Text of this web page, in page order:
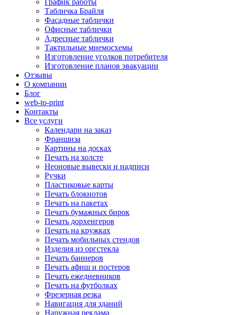
График работы
Табличка Брайля
Фасадные таблички
Офисные таблички
Адресные таблички
Тактильные мнемосхемы
Изготовление уголков потребителя
Изготовление планов эвакуации
Отзывы
О компании
Блог
web-to-print
Контакты
Все услуги
Календари на заказ
Франшиза
Картины на досках
Печать на холсте
Неоновые вывески и надписи
Ручки
Пластиковые карты
Печать блокнотов
Печать на пакетах
Печать бумажных бирок
Печать дорхенгеров
Печать на кружках
Печать мобильных стендов
Изделия из оргстекла
Печать баннеров
Печать афиш и постеров
Печать ежедневников
Печать на футболках
Фрезерная резка
Навигация для зданий
Наружная реклама